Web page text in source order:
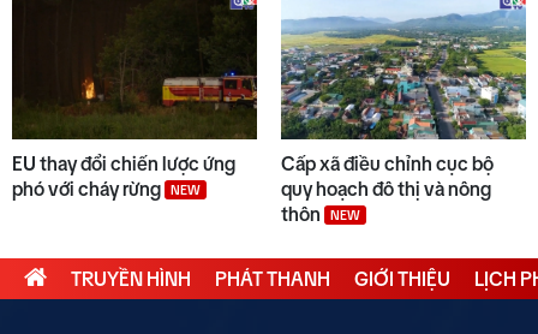
EU thay đổi chiến lược ứng
phó với cháy rừng
NEW
Cấp xã điều chỉnh cục bộ
quy hoạch đô thị và nông
thôn
NEW
TRUYỀN HÌNH PHÁT THANH GIỚI THIỆU LỊCH